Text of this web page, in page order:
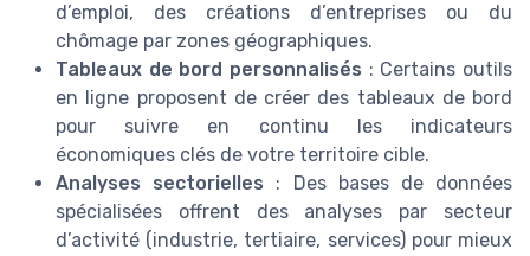
d’emploi, des créations d’entreprises ou du
chômage par zones géographiques.
Tableaux de bord personnalisés : Certains outils
en ligne proposent de créer des tableaux de bord
pour suivre en continu les indicateurs
économiques clés de votre territoire cible.
Analyses sectorielles : Des bases de données
spécialisées offrent des analyses par secteur
d’activité (industrie, tertiaire, services) pour mieux